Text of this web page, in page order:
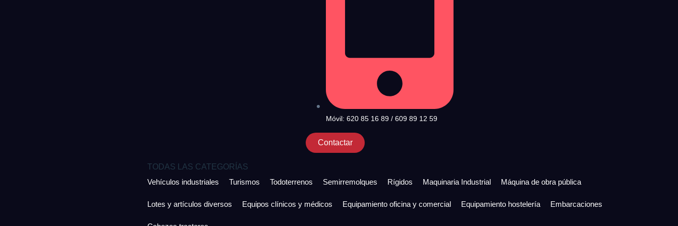
Móvil: 620 85 16 89 / 609 89 12 59
Contactar
TODAS LAS CATEGORÍAS
Vehículos industriales
Turismos Todoterrenos Semirremolques Rígidos Maquinaria Industrial Máquina de obra pública
Lotes y artículos diversos Equipos clínicos y médicos Equipamiento oficina y comercial Equipamiento hostelería Embarcaciones